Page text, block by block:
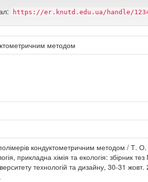
https://er.knutd.edu.ua/handle/
методом
кондуктометричним методом / Т.
прикладна хімія та екологія: збірник
технологій та дизайну, 30-31